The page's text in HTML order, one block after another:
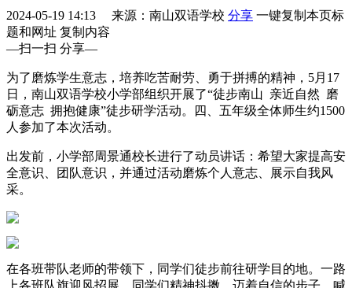
2024-05-19 14:13 来源：南山双语学校 分享 一键复制本页标
题和网址 复制内容
—扫一扫 分享—
为了磨炼学生意志，培养吃苦耐劳、勇于拼搏的精神，5月17
日，南山双语学校小学部组织开展了“徒步南山 亲近自然 磨
砺意志 拥抱健康”徒步研学活动。四、五年级全体师生约1500
人参加了本次活动。
出发前，小学部周景通校长进行了动员讲话：希望大家提高安
全意识、团队意识，并通过活动磨炼个人意志、展示自我风
采。
在各班带队老师的带领下，同学们徒步前往研学目的地。一路